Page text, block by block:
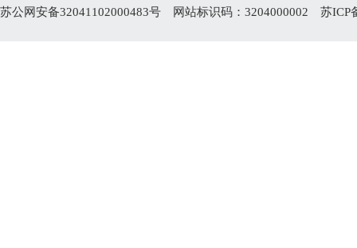
苏公网安备32041102000483号 网站标识码：3204000002 苏ICP